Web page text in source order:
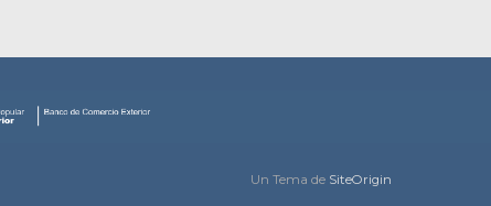
Un Tema de SiteOrigin